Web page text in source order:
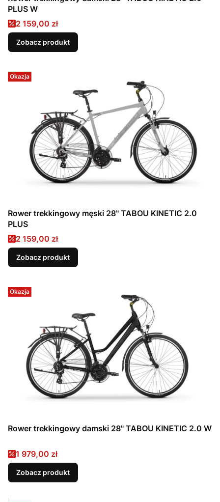
PLUS W
Cena promocyjna
2 159,00 zł
Zobacz produkt
Okazja
Rower trekkingowy męski 28" TABOU KINETIC 2.0
PLUS
Cena promocyjna
2 159,00 zł
Zobacz produkt
Okazja
Rower trekkingowy damski 28" TABOU KINETIC 2.0 W
Cena promocyjna
1 979,00 zł
Zobacz produkt